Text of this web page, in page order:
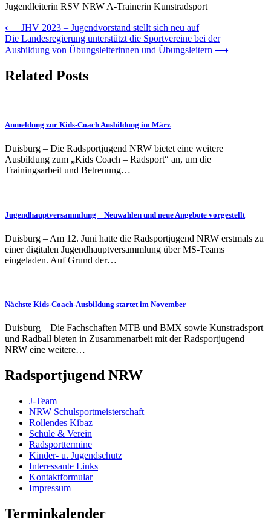
Jugendleiterin RSV NRW A-Trainerin Kunstradsport
Beitragsnavigation
⟵ JHV 2023 – Jugendvorstand stellt sich neu auf
Die Landesregierung unterstützt die Sportvereine bei der
Ausbildung von Übungsleiterinnen und Übungsleitern ⟶
Related Posts
Anmeldung zur Kids-Coach Ausbildung im März
Duisburg – Die Radsportjugend NRW bietet eine weitere
Ausbildung zum „Kids Coach – Radsport“ an, um die
Trainingsarbeit und Betreuung…
Jugendhauptversammlung – Neuwahlen und neue Angebote vorgestellt
Duisburg – Am 12. Juni hatte die Radsportjugend NRW erstmals zu
einer digitalen Jugendhauptversammlung über MS-Teams
eingeladen. Auf Grund der…
Nächste Kids-Coach-Ausbildung startet im November
Duisburg – Die Fachschaften MTB und BMX sowie Kunstradsport
und Radball bieten in Zusammenarbeit mit der Radsportjugend
NRW eine weitere…
Radsportjugend NRW
J-Team
NRW Schulsportmeisterschaft
Rollendes Kibaz
Schule & Verein
Radsporttermine
Kinder- u. Jugendschutz
Interessante Links
Kontaktformular
Impressum
Terminkalender